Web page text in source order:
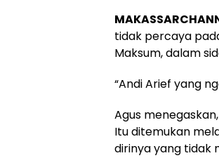
tidak percaya
Maksum, dalam
“Andi Arief yang
Agus
Itu ditemukan
dirinya yang tidak